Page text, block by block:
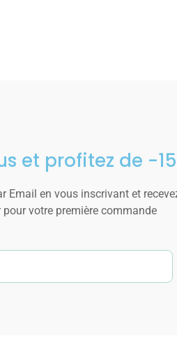
et profitez de -15
Email en vous inscrivant et
votre première commande